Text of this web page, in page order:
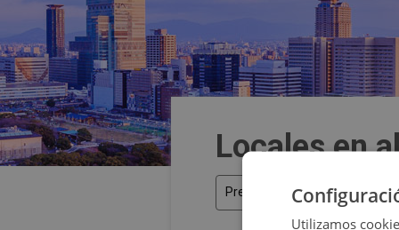
Locales en
Precio
Utilizamos